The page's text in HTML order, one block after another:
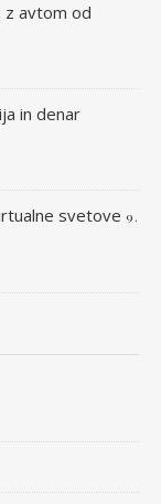
z avtom od
in denar
svetove 9.